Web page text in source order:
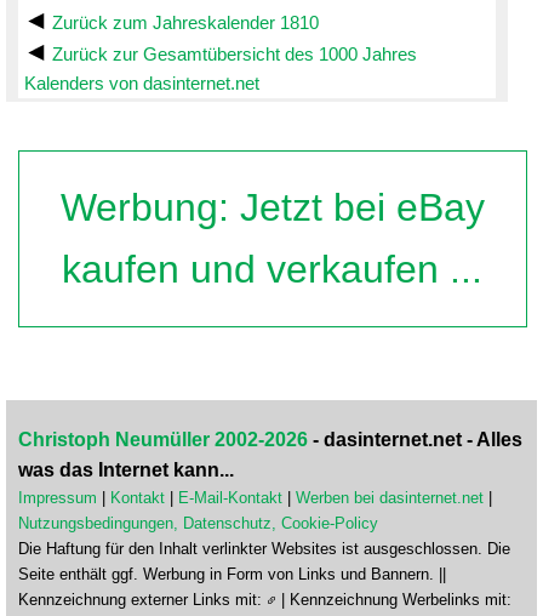
Zurück zum Jahreskalender 1810
Zurück zur Gesamtübersicht des 1000 Jahres
Kalenders von dasinternet.net
Werbung: Jetzt bei eBay
kaufen und verkaufen ...
Christoph Neumüller 2002-2026 - dasinternet.net - Alles
was das Internet kann...
Impressum Kontakt E-Mail-Kontakt Werben bei dasinternet.net
Nutzungsbedingungen, Datenschutz, Cookie-Policy
Die Haftung für den Inhalt verlinkter Websites ist ausgeschlossen. Die
Seite enthält ggf. Werbung in Form von Links und Bannern. ||
Kennzeichnung externer Links mit:
| Kennzeichnung Werbelinks mit: